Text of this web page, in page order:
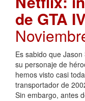
de GTA
Es sabido que
su personaje de
hemos visto casi
transportador de
Sin embargo, antes